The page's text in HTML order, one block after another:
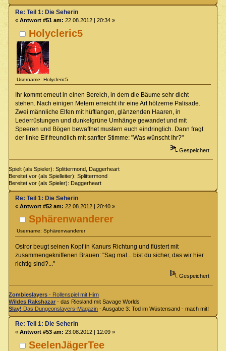
Holycleric5
Username: Holycleric5
Re: Teil 1: Die Seherin
« Antwort #51 am: 22.08.2012 | 20:34 »
Ihr kommt erneut in einen Bereich, in dem die Bäume sehr dicht
stehen. Nach einigen Metern erreicht ihr eine Art hölzerne Palisade.
Zwei männliche Elfen mit hüftlangen, glänzenden Haaren, in
Lederrüstungen und dunkelgrüne Umhänge gewandet und mit
Speeren und Bögen bewaffnet mustern euch eindringlich. Dann fragt
der linke Elf freundlich mit sanfter Stimme: "Was wünscht Ihr?"
Gespeichert
Spielt (als Spieler): Splittermond, Daggerheart
Bereitet vor (als Spielleiter): Splittermond
Bereitet vor (als Spieler): Daggerheart
Sphärenwanderer
Username: Sphärenwanderer
Re: Teil 1: Die Seherin
« Antwort #52 am: 22.08.2012 | 20:40 »
Ostror beugt seinen Kopf in Kanurs Richtung und flüstert mit
zusammengekniffenen Brauen: "Sag mal... bist du sicher, das wir hier
richtig sind?..."
Gespeichert
Zombieslayers - Rollenspiel mit Hirn
Wildes Rakshazar - das Riesland mit Savage Worlds
Slay! Das Dungeonslayers-Magazin - Ausgabe 3: Tod im Wüstensand - mach mit!
SeelenJägerTee
Re: Teil 1: Die Seherin
« Antwort #53 am: 23.08.2012 | 12:09 »